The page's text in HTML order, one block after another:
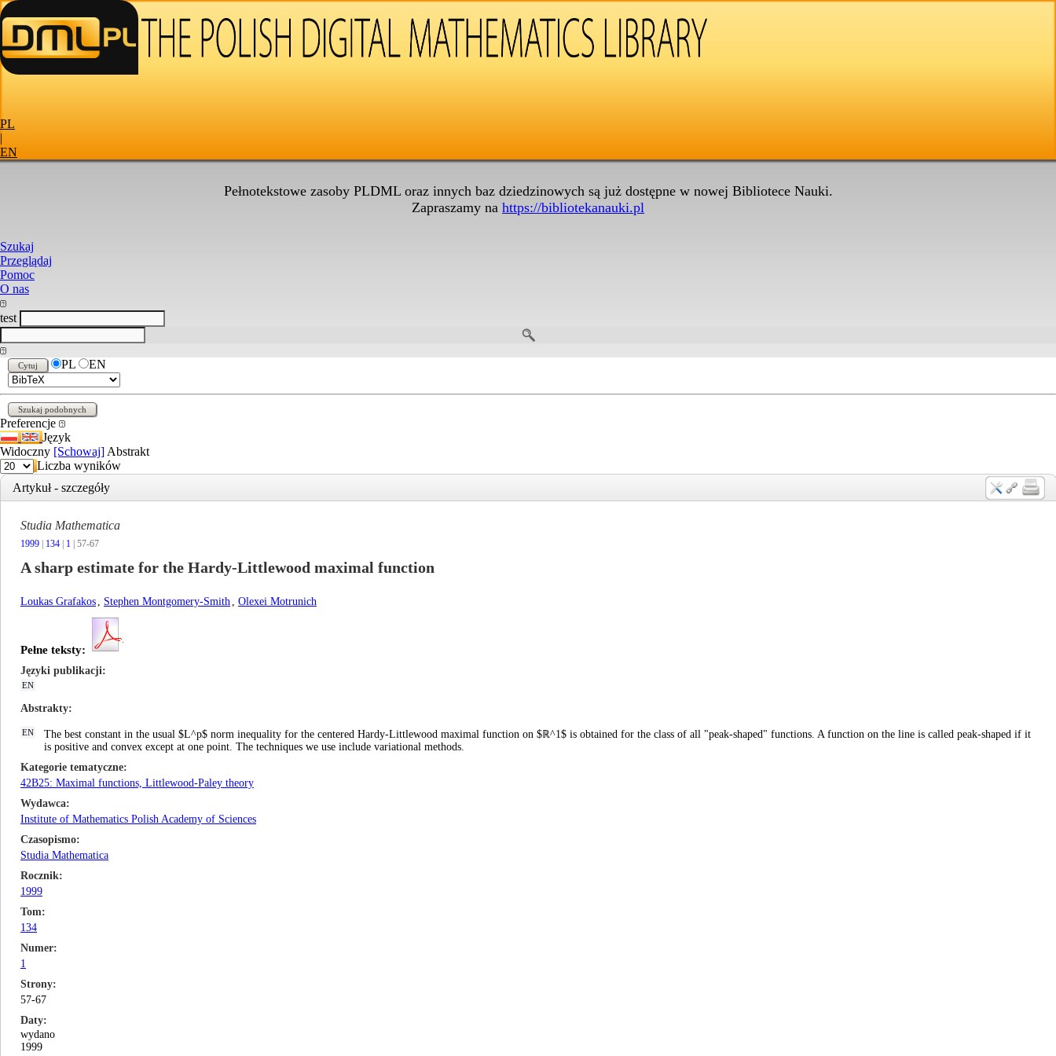
PL
|
EN
Pełnotekstowe zasoby PLDML oraz innych baz dziedzinowych są już dostępne w nowej Bibliotece Nauki.
Zapraszamy na https://bibliotekanauki.pl
Szukaj
Przeglądaj
Pomoc
O nas
test
PL EN
Preferencje
Język
Widoczny [Schowaj] Abstrakt
Liczba wyników
Artykuł - szczegóły
Studia Mathematica
1999 134 1 | 57-67
A sharp estimate for the Hardy-Littlewood maximal function
Loukas Grafakos , Stephen Montgomery-Smith , Olexei Motrunich
Pełne teksty:
Języki publikacji
EN
Abstrakty
EN
The best constant in the usual $L^p$ norm inequality for the centered Hardy-Littlewood maximal function on $ℝ^1$ is obtained for the class of all "peak-shaped" functions. A function on the line is called peak-shaped if it
is positive and convex except at one point. The techniques we use include variational methods.
Kategorie tematyczne
42B25: Maximal functions, Littlewood-Paley theory
Wydawca
Institute of Mathematics Polish Academy of Sciences
Czasopismo
Studia Mathematica
Rocznik
1999
Tom
134
Numer
1
Strony
57-67
Daty
wydano
1999